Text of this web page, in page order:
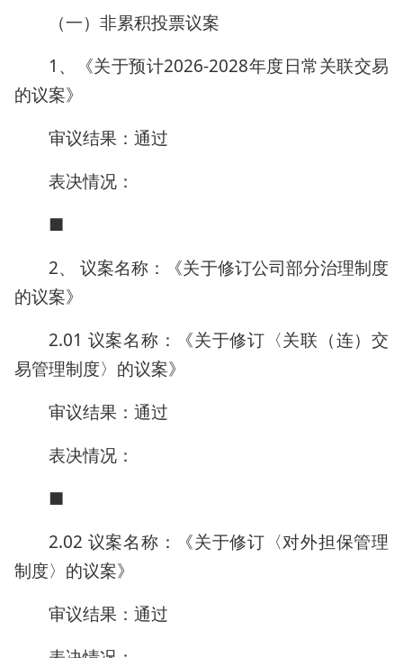
（一）非累积投票议案
1、《关于预计2026-2028年度日常关联交易
的议案》
审议结果：通过
表决情况：
■
2、 议案名称：《关于修订公司部分治理制度
的议案》
2.01 议案名称：《关于修订〈关联（连）交
易管理制度〉的议案》
审议结果：通过
表决情况：
■
2.02 议案名称：《关于修订〈对外担保管理
制度〉的议案》
审议结果：通过